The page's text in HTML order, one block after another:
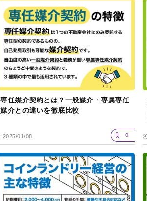
専任媒介契約とは？一般媒介・専属専任
媒介との違いを徹底比較
2025/01/08 0